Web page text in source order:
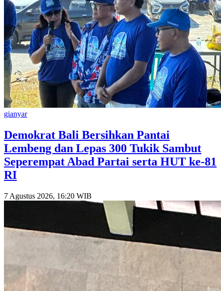
gianyar
Demokrat Bali Bersihkan Pantai
Lembeng dan Lepas 300 Tukik Sambut
Seperempat Abad Partai serta HUT ke-81
RI
7 Agustus 2026, 16:20 WIB